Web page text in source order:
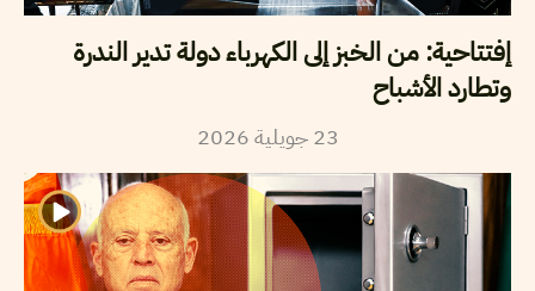
إفتتاحية: من الخبز إلى الكهرباء دولة تدير الندرة
وتطارد الأشباح
23 جويلية2026